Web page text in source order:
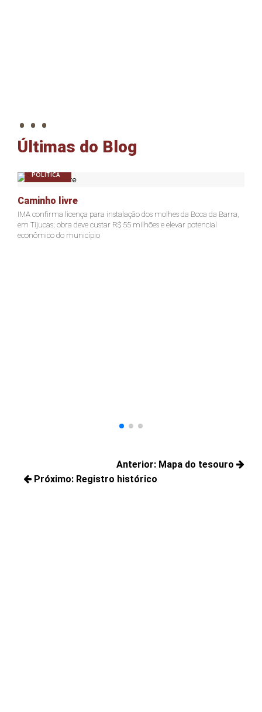
. . .
Últimas do Blog
POLÍTICA
Caminho livre
IMA confirma licença para instalação dos molhes da Boca da Barra,
em Tijucas; obra deve custar R$ 55 milhões e elevar potencial
econômico do município
de
Anterior: Mapa do tesouro
Próximo: Registro histórico